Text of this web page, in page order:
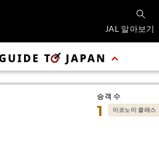
JAL 알아보기
승객 수
1 이코노미 클래스